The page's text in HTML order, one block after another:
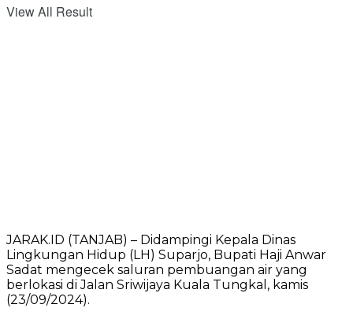
View All Result
JARAK.ID (TANJAB) – Didampingi Kepala Dinas
Lingkungan Hidup (LH) Suparjo, Bupati Haji Anwar
Sadat mengecek saluran pembuangan air yang
berlokasi di Jalan Sriwijaya Kuala Tungkal, kamis
(23/09/2024).